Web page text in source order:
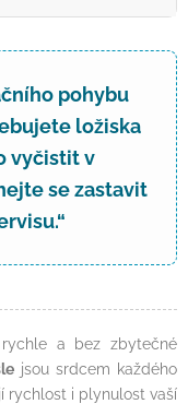
pohybu
ložiska
vyčistit v
se zastavit
a bez zbytečné
jsou srdcem každého
rychlost i plynulost vaší